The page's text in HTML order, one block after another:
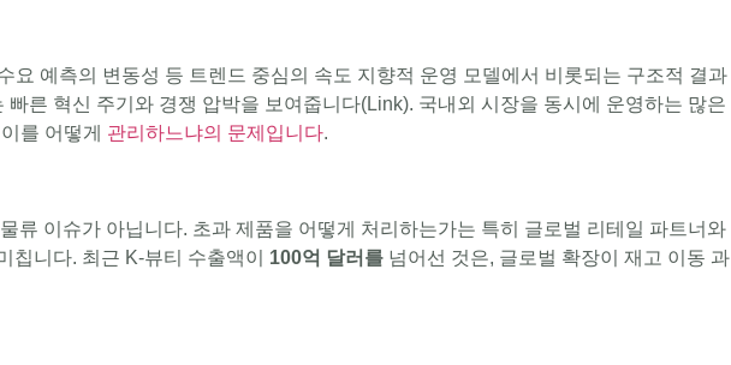
예측의 변동성 등 트렌드 중심의 속도 지향적 운영 모델에서 비롯되는 구조적 결과
른 혁신 주기와 경쟁 압박을 보여줍니다(Link). 국내외 시장을 동시에 운영하는 많은
를 어떻게 관리하느냐의 문제입니다.
이슈가 아닙니다. 초과 제품을 어떻게 처리하는가는 특히 글로벌 리테일 파트너와
칩니다. 최근 K-뷰티 수출액이 100억 달러를 넘어선 것은, 글로벌 확장이 재고 이동 과